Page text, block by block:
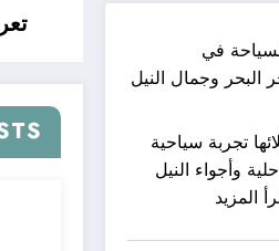
في
البحر وجمال النيل
تجربة سياحية
وأجواء النيل
المزيد
تعرف